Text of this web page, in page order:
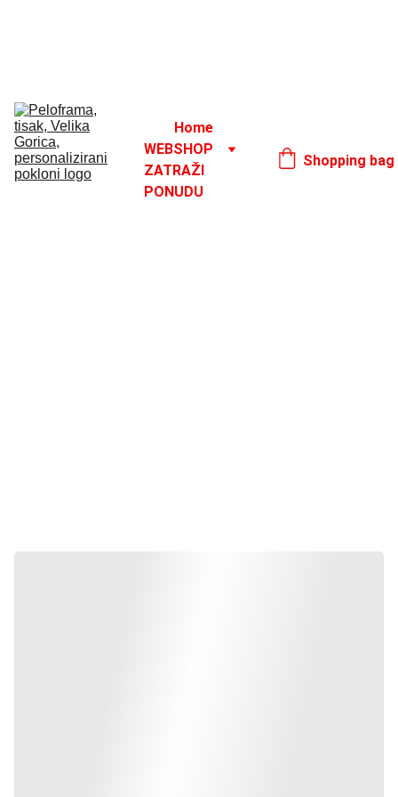
Home
WEBSHOP
ZATRAŽI
PONUDU
Shopping bag